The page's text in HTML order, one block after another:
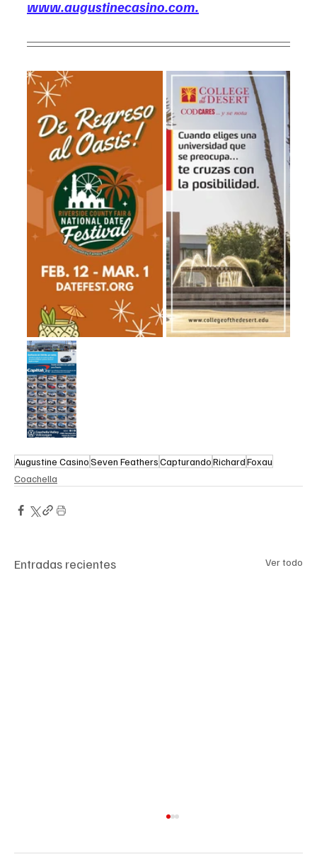
www.augustinecasino.com.
Augustine CasinoSeven FeathersCapturandoRichardFoxau
Coachella
Entradas recientes Ver todo